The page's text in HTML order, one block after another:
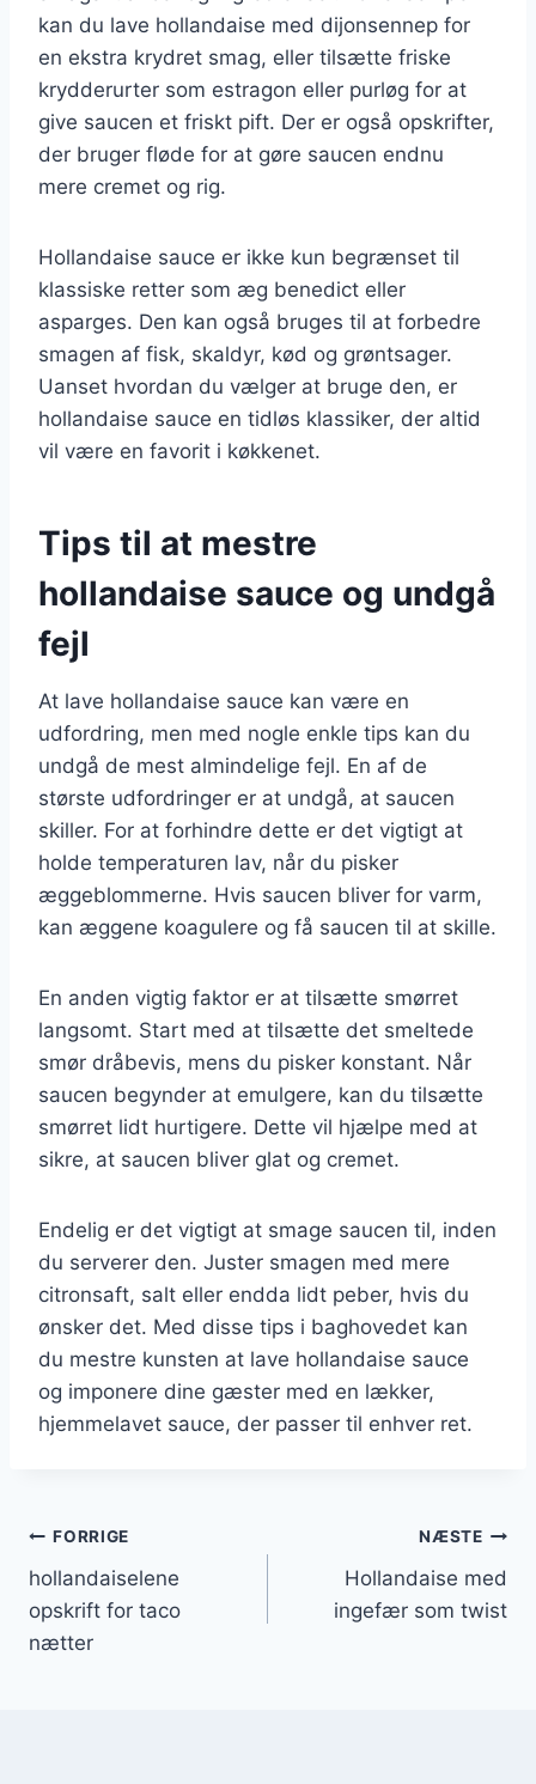
kan du lave hollandaise med dijonsennep for
en ekstra krydret smag, eller tilsætte friske
krydderurter som estragon eller purløg for at
give saucen et friskt pift. Der er også opskrifter,
der bruger fløde for at gøre saucen endnu
mere cremet og rig.
Hollandaise sauce er ikke kun begrænset til
klassiske retter som æg benedict eller
asparges. Den kan også bruges til at forbedre
smagen af fisk, skaldyr, kød og grøntsager.
Uanset hvordan du vælger at bruge den, er
hollandaise sauce en tidløs klassiker, der altid
vil være en favorit i køkkenet.
Tips til at mestre
hollandaise sauce og undgå
fejl
At lave hollandaise sauce kan være en
udfordring, men med nogle enkle tips kan du
undgå de mest almindelige fejl. En af de
største udfordringer er at undgå, at saucen
skiller. For at forhindre dette er det vigtigt at
holde temperaturen lav, når du pisker
æggeblommerne. Hvis saucen bliver for varm,
kan æggene koagulere og få saucen til at skille.
En anden vigtig faktor er at tilsætte smørret
langsomt. Start med at tilsætte det smeltede
smør dråbevis, mens du pisker konstant. Når
saucen begynder at emulgere, kan du tilsætte
smørret lidt hurtigere. Dette vil hjælpe med at
sikre, at saucen bliver glat og cremet.
Endelig er det vigtigt at smage saucen til, inden
du serverer den. Juster smagen med mere
citronsaft, salt eller endda lidt peber, hvis du
ønsker det. Med disse tips i baghovedet kan
du mestre kunsten at lave hollandaise sauce
og imponere dine gæster med en lækker,
hjemmelavet sauce, der passer til enhver ret.
Indlægsnavigation
FORRIGE
hollandaiselene
opskrift for taco
nætter
NÆSTE
Hollandaise med
ingefær som twist